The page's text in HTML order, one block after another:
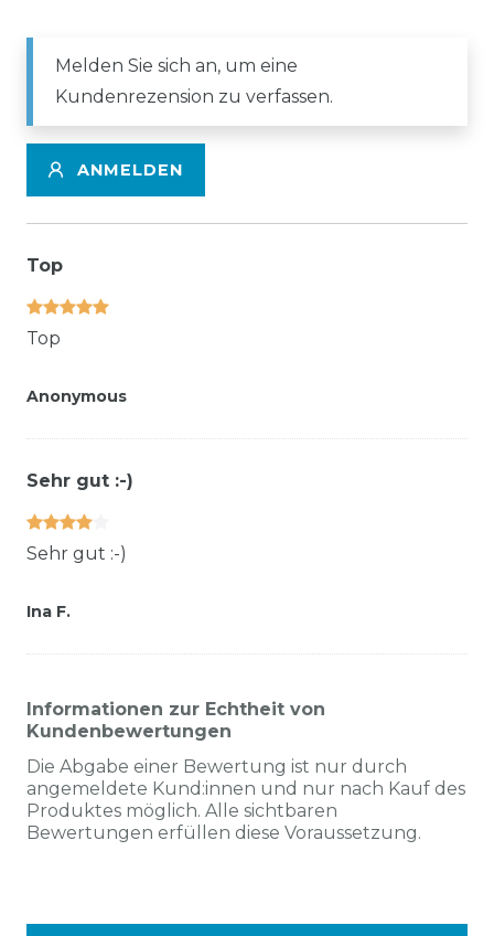
Melden Sie sich an, um eine
Kundenrezension zu verfassen.
ANMELDEN
Top
Top
Anonymous
Sehr gut :-)
Sehr gut :-)
Ina F.
Informationen zur Echtheit von
Kundenbewertungen
Die Abgabe einer Bewertung ist nur durch
angemeldete Kund:innen und nur nach Kauf des
Produktes möglich. Alle sichtbaren
Bewertungen erfüllen diese Voraussetzung.